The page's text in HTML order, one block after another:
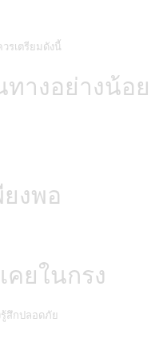
รเตรียมดังนี้
างอย่างน้อย
งพอ
ยในกรง
สึกปลอดภัย